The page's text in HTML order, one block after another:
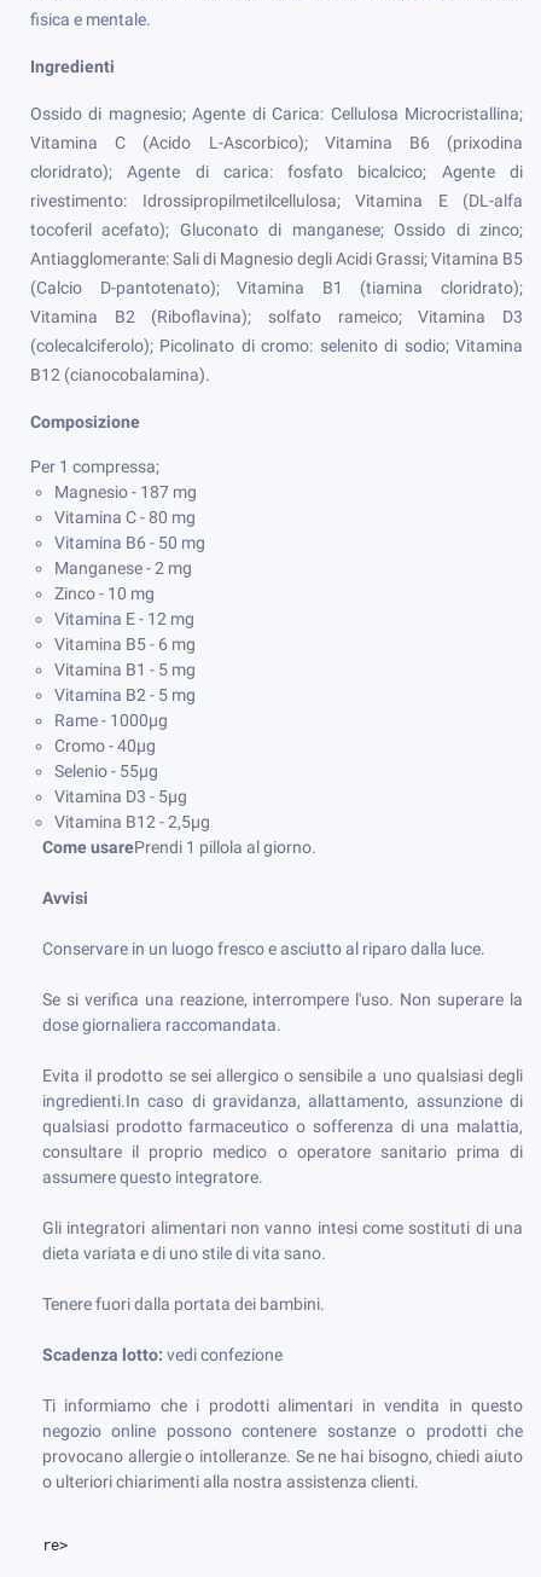
fisica e mentale.
Ingredienti
Ossido di magnesio; Agente di Carica: Cellulosa Microcristallina;
Vitamina C (Acido L-Ascorbico); Vitamina B6 (prixodina
cloridrato); Agente di carica: fosfato bicalcico; Agente di
rivestimento: Idrossipropilmetilcellulosa; Vitamina E (DL-alfa
tocoferil acefato); Gluconato di manganese; Ossido di zinco;
Antiagglomerante: Sali di Magnesio degli Acidi Grassi; Vitamina B5
(Calcio D-pantotenato); Vitamina B1 (tiamina cloridrato);
Vitamina B2 (Riboflavina); solfato rameico; Vitamina D3
(colecalciferolo); Picolinato di cromo: selenito di sodio; Vitamina
B12 (cianocobalamina).
Composizione
Per 1 compressa;
Magnesio - 187 mg
Vitamina C - 80 mg
Vitamina B6 - 50 mg
Manganese - 2 mg
Zinco - 10 mg
Vitamina E - 12 mg
Vitamina B5 - 6 mg
Vitamina B1 - 5 mg
Vitamina B2 - 5 mg
Rame - 1000µg
Cromo - 40µg
Selenio - 55µg
Vitamina D3 - 5µg
Vitamina B12 - 2,5µg
Come usarePrendi 1 pillola al giorno.
Avvisi
Conservare in un luogo fresco e asciutto al riparo dalla luce.
Se si verifica una reazione, interrompere l'uso. Non superare la
dose giornaliera raccomandata.
Evita il prodotto se sei allergico o sensibile a uno qualsiasi degli
ingredienti.In caso di gravidanza, allattamento, assunzione di
qualsiasi prodotto farmaceutico o sofferenza di una malattia,
consultare il proprio medico o operatore sanitario prima di
assumere questo integratore.
Gli integratori alimentari non vanno intesi come sostituti di una
dieta variata e di uno stile di vita sano.
Tenere fuori dalla portata dei bambini.
Scadenza lotto: vedi confezione
Ti informiamo che i prodotti alimentari in vendita in questo
negozio online possono contenere sostanze o prodotti che
provocano allergie o intolleranze. Se ne hai bisogno, chiedi aiuto
o ulteriori chiarimenti alla nostra assistenza clienti.